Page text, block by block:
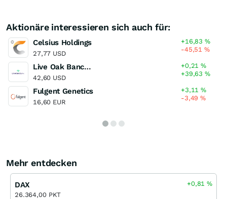
Aktionäre interessieren sich auch für:
Celsius Holdings
27,77 USD
+16,83%
-45,51%
Live Oak Bancshares
42,60 USD
+0,21%
+39,63%
Fulgent Genetics
16,60 EUR
+3,11%
-3,49%
Mehr entdecken
DAX
26.364,00 PKT
+0,81%